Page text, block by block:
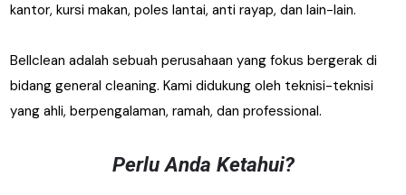
kantor, kursi makan, poles lantai, anti rayap, dan lain-lain.
Bellclean adalah sebuah perusahaan yang fokus bergerak di
bidang general cleaning. Kami didukung oleh teknisi-teknisi
yang ahli, berpengalaman, ramah, dan professional.
Perlu Anda Ketahui?